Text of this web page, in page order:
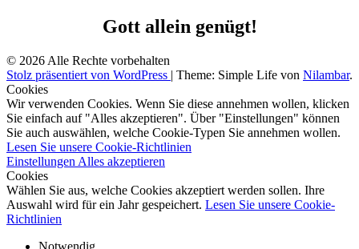
Gott allein genügt!
© 2026 Alle Rechte vorbehalten
Stolz präsentiert von WordPress | Theme: Simple Life von Nilambar.
Cookies
Wir verwenden Cookies. Wenn Sie diese annehmen wollen, klicken
Sie einfach auf "Alles akzeptieren". Über "Einstellungen" können
Sie auch auswählen, welche Cookie-Typen Sie annehmen wollen.
Lesen Sie unsere Cookie-Richtlinien
Einstellungen Alles akzeptieren
Cookies
Wählen Sie aus, welche Cookies akzeptiert werden sollen. Ihre
Auswahl wird für ein Jahr gespeichert. Lesen Sie unsere Cookie-
Richtlinien
Notwendig